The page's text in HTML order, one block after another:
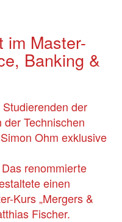
im Master-
Banking &
der
Technischen
Ohm exklusive
renommierte
einen
Kurs „Mergers &
Fischer.